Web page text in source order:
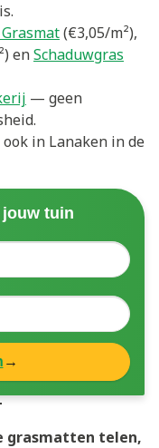
(€3,05/m²),
enSchaduwgras
— geen
in Lanaken in de
tuin
→
grasmatten telen,